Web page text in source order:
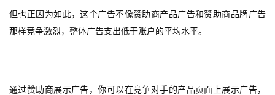
但也正因为如此，这个广告不像赞助商产品广告和赞助商品牌广告
那样竞争激烈，整体广告支出低于账户的平均水平。
通过赞助商展示广告，你可以在竞争对手的产品页面上展示广告，